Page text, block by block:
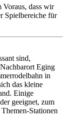
Voraus, dass wir
Spielbereiche für
sind,
Eging
in
das kleine
Einige
geeignet, zum
Stationen